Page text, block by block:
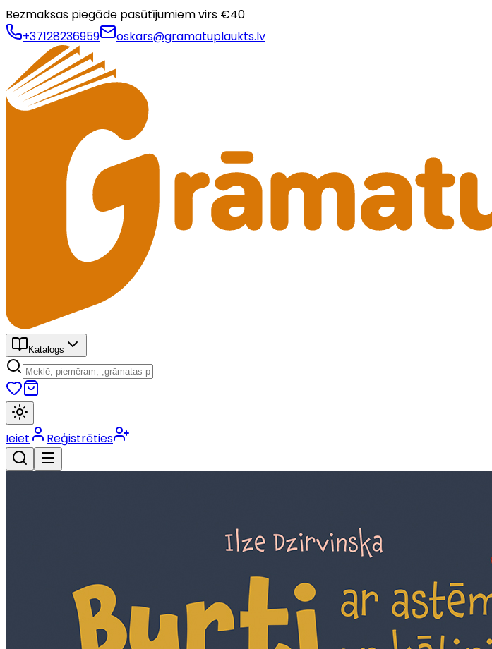
Bezmaksas piegāde pasūtījumiem virs €40
+37128236959
oskars@gramatuplaukts.lv
Katalogs
Ieiet Reģistrēties